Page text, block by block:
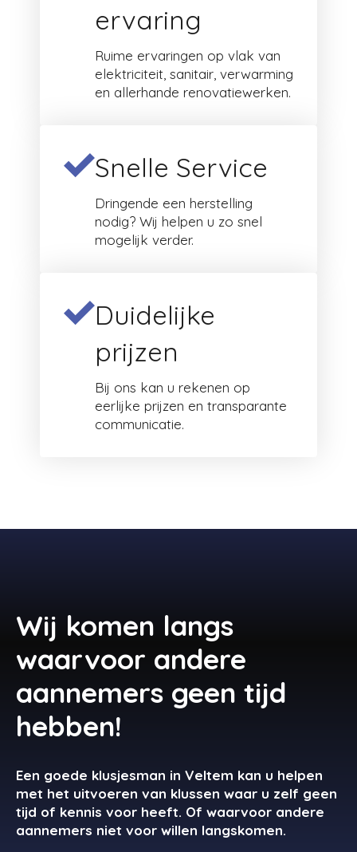
ervaring
Ruime ervaringen op vlak van
elektriciteit, sanitair, verwarming
en allerhande renovatiewerken.
Snelle Service
Dringende een herstelling
nodig? Wij helpen u zo snel
mogelijk verder.
Duidelijke
prijzen
Bij ons kan u rekenen op
eerlijke prijzen en transparante
communicatie.
Wij komen langs
waarvoor andere
aannemers geen tijd
hebben!
Een goede klusjesman in Veltem kan u helpen
met het uitvoeren van klussen waar u zelf geen
tijd of kennis voor heeft. Of waarvoor andere
aannemers niet voor willen langskomen.